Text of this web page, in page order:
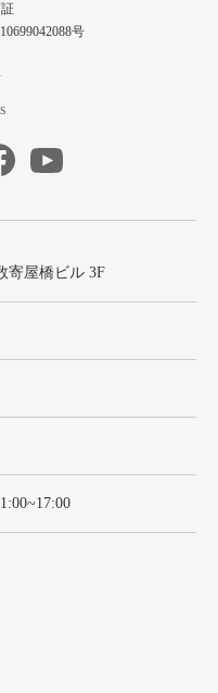
号
寄屋橋ビル 3F